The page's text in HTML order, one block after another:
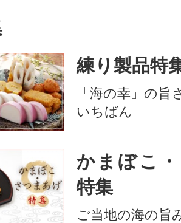
と甘みが詰
味ください!
練り製品特
「海の幸」の
いちばん
かまぼこ
特集
ご当地の海の旨